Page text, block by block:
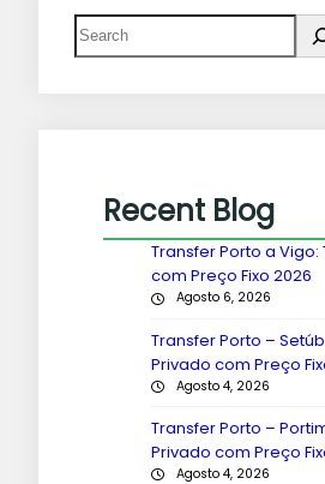
Recent Blog
Transfer Porto a Vigo:
com Preço Fixo 2026
Agosto 6, 2026
Transfer Porto –
Privado com Preço
Agosto 4, 2026
Transfer Porto –
Privado com Preço
Agosto 4, 2026